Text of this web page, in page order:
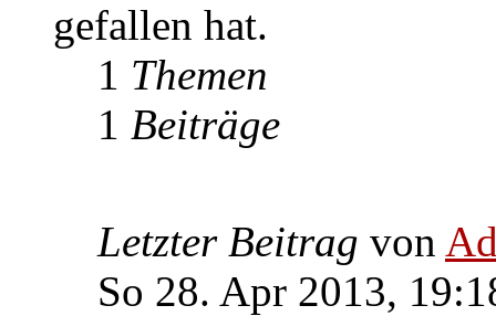
gefallen hat.
1 Themen
1 Beiträge
Letzter Beitrag von
So 28. Apr 2013,